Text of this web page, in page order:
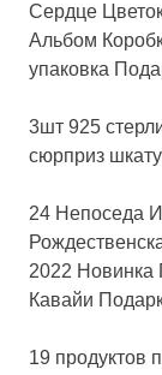
Сердце
Альбом
упаковка
3шт 925
сюрприз
24 Непоседа
2022 Новинка
Кавайи
19 продуктов